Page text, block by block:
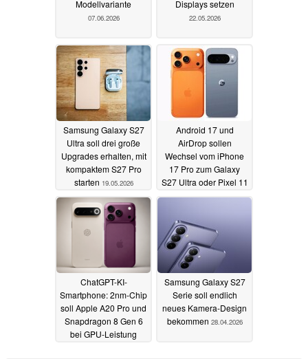
Modellvariante
07.06.2026
Displays setzen
22.05.2026
Samsung Galaxy S27
Ultra soll drei große
Upgrades erhalten, mit
kompaktem S27 Pro
starten 19.05.2026
Android 17 und
AirDrop sollen
Wechsel vom iPhone
17 Pro zum Galaxy
S27 Ultra oder Pixel 11
Pro deutlich erleichtern
ChatGPT-KI-
Smartphone: 2nm-Chip
soll Apple A20 Pro und
Snapdragon 8 Gen 6
bei GPU-Leistung
Samsung Galaxy S27
Serie soll endlich
neues Kamera-Design
bekommen 28.04.2026